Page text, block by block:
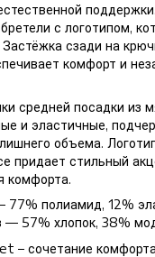
с логотипом,
Застёжка сзади на
комфорт и
средней посадки из
и эластичные,
объема.
придает стильный
комфорта.
77% полиамид, 12%
— 57% хлопок, 38%
– сочетание